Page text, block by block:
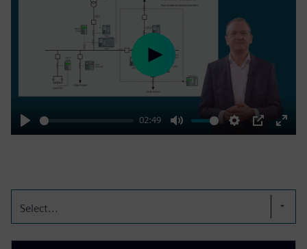
Play
02:49
Mute Settings
PIP
Enter
Play
Select...